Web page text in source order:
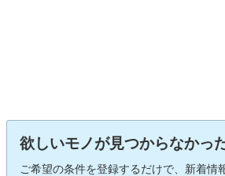
欲しいモノが見つからなかっ
ご希望の条件を登録するだけで、新着情